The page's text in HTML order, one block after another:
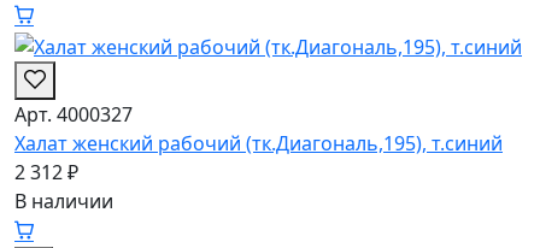
Арт. 4000327
Халат женский рабочий (тк.Диагональ,195), т.синий
2 312 ₽
В наличии